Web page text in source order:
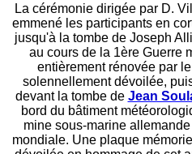
La cérémonie dirigée par D.
emmené les participants en
jusqu'à la tombe de Joseph
au cours de la 1ère Guerre
entièrement rénovée par
solennellement dévoilée,
devant la tombe de Jean
bord du bâtiment
mine sous-marine
mondiale. Une plaque